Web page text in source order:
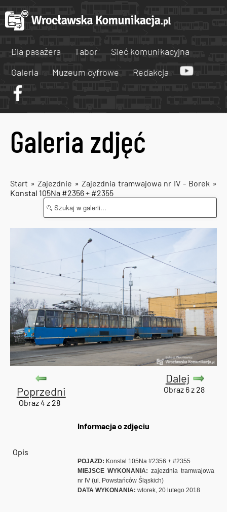
Dla pasażera Tabor
Sieć komunikacyjna
Galeria
Muzeum cyfrowe Redakcja
Galeria zdjęć
Start » Zajezdnie » Zajezdnia tramwajowa nr IV - Borek »
Konstal 105Na #2356 + #2355
Poprzedni
Obraz 4 z 28
Dalej
Obraz 6 z 28
Informacja o zdjęciu
Opis
POJAZD: Konstal 105Na #2356 + #2355
MIEJSCE WYKONANIA: zajezdnia tramwajowa
nr IV (ul. Powstańców Śląskich)
DATA WYKONANIA: wtorek, 20 lutego 2018